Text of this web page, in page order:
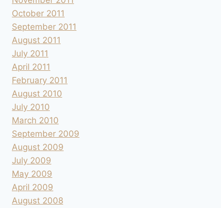
October 2011
September 2011
August 2011
July 2011
April 2011
February 2011
August 2010
July 2010
March 2010
September 2009
August 2009
July 2009
May 2009
April 2009
August 2008